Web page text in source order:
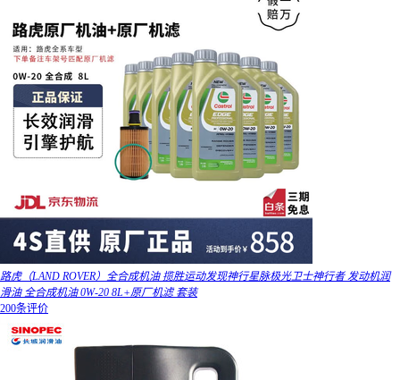
路虎（LAND ROVER）全合成机油 揽胜运动发现神行星脉极光卫士神行者 发动机润
滑油 全合成机油 0W-20 8L+原厂机滤 套装
200条评价